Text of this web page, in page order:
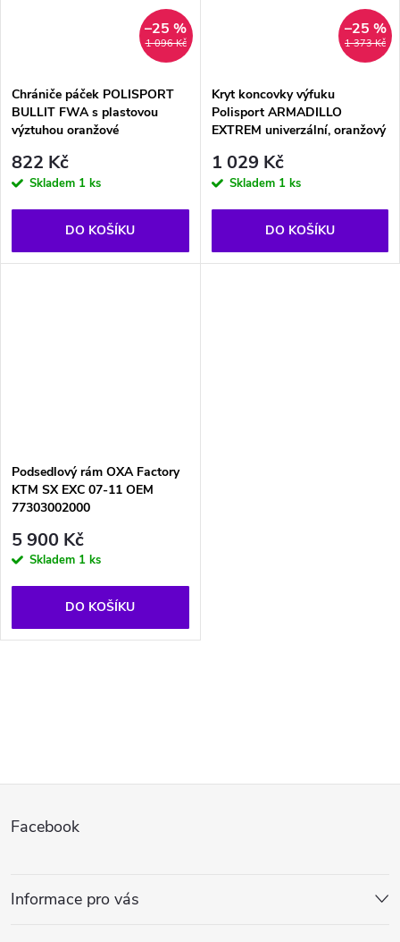
1 096 Kč
–25 %
Chrániče páček POLISPORT
BULLIT FWA s plastovou
výztuhou oranžové
822 Kč
Skladem 1 ks
DO KOŠÍKU
1 373 Kč
–25 %
Kryt koncovky výfuku
Polisport ARMADILLO
EXTREM univerzální, oranžový
1 029 Kč
Skladem 1 ks
DO KOŠÍKU
Podsedlový rám OXA Factory
KTM SX EXC 07-11 OEM
77303002000
5 900 Kč
Skladem 1 ks
DO KOŠÍKU
d
c
p
Facebook
Informace pro vás